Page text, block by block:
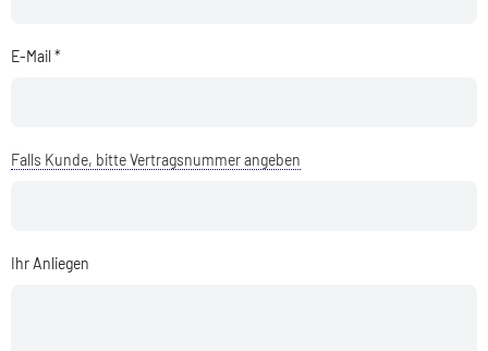
E-Mail *
Falls Kunde, bitte Vertragsnummer angeben
Ihr Anliegen